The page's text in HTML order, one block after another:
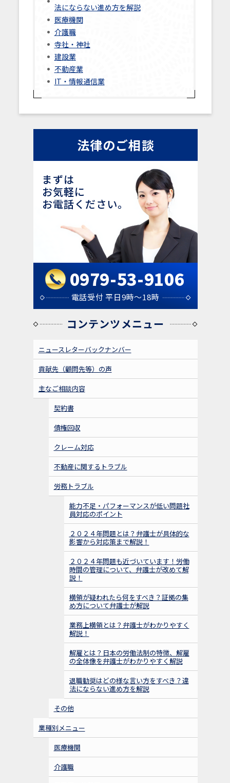
法にならない進め方を解説
医療機関
介護職
寺社・神社
建設業
不動産業
IT・情報通信業
法律のご相談
まずは
お気軽に
お電話ください。
0979-53-9106
電話受付 平日9時～18時
コンテンツメニュー
ニュースレターバックナンバー
貢献先（顧問先等）の声
主なご相談内容
契約書
債権回収
クレーム対応
不動産に関するトラブル
労務トラブル
能力不足・パフォーマンスが低い問題社
員対応のポイント
２０２４年問題とは？弁護士が具体的な
影響から対応策まで解説！
２０２４年問題も近づいています！労働
時間の管理について、弁護士が改めて解
説！
横領が疑われたら何をすべき？証拠の集
め方について弁護士が解説
業務上横領とは？弁護士がわかりやすく
解説！
解雇とは？日本の労働法制の特徴、解雇
の全体像を弁護士がわかりやすく解説
退職勧奨はどの様な言い方をすべき？違
法にならない進め方を解説
その他
業種別メニュー
医療機関
介護職